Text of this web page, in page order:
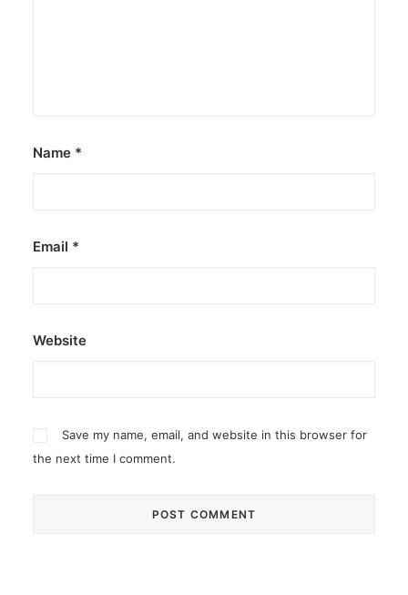
Name *
Email *
Website
Save my name, email, and website in this browser for
the next time I comment.